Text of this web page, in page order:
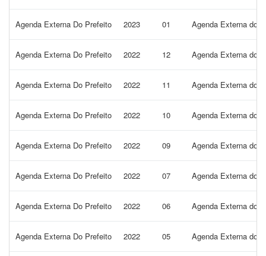
Agenda Externa Do Prefeito 2023 01 Agenda Externa do
Agenda Externa Do Prefeito 2022 12 Agenda Externa do
Agenda Externa Do Prefeito 2022 11 Agenda Externa do
Agenda Externa Do Prefeito 2022 10 Agenda Externa do
Agenda Externa Do Prefeito 2022 09 Agenda Externa do
Agenda Externa Do Prefeito 2022 07 Agenda Externa do
Agenda Externa Do Prefeito 2022 06 Agenda Externa do
Agenda Externa Do Prefeito 2022 05 Agenda Externa do